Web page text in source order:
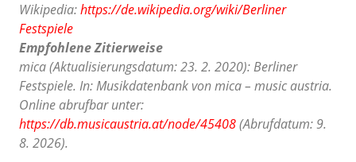
Wikipedia:https://de.wikipedia.org/wiki/Berliner
Festspiele
Empfohlene Zitierweise
mica (Aktualisierungsdatum: 23. 2. 2020): Berliner
Festspiele. In: Musikdatenbank von mica – music austria.
Online abrufbar unter:
https://db.musicaustria.at/node/45408(Abrufdatum: 9.
8. 2026).